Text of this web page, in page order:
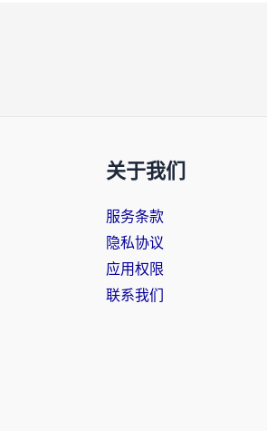
关于我们
服务条款
隐私协议
应用权限
联系我们